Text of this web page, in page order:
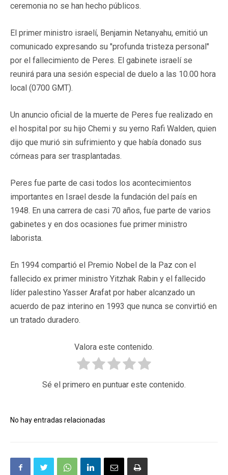
ceremonia no se han hecho públicos.
El primer ministro israelí, Benjamin Netanyahu, emitió un
comunicado expresando su "profunda tristeza personal"
por el fallecimiento de Peres. El gabinete israelí se
reunirá para una sesión especial de duelo a las 10.00 hora
local (0700 GMT).
Un anuncio oficial de la muerte de Peres fue realizado en
el hospital por su hijo Chemi y su yerno Rafi Walden, quien
dijo que murió sin sufrimiento y que había donado sus
córneas para ser trasplantadas.
Peres fue parte de casi todos los acontecimientos
importantes en Israel desde la fundación del país en
1948. En una carrera de casi 70 años, fue parte de varios
gabinetes y en dos ocasiones fue primer ministro
laborista.
En 1994 compartió el Premio Nobel de la Paz con el
fallecido ex primer ministro Yitzhak Rabin y el fallecido
líder palestino Yasser Arafat por haber alcanzado un
acuerdo de paz interino en 1993 que nunca se convirtió en
un tratado duradero.
Valora este contenido.
Sé el primero en puntuar este contenido.
No hay entradas relacionadas